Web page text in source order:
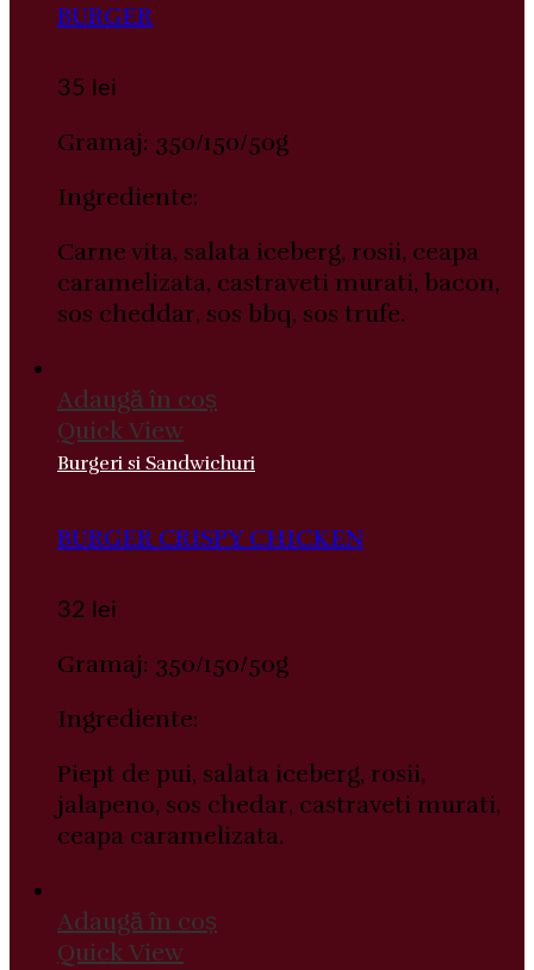
BURGER
35 lei
Gramaj: 350/150/50g
Ingrediente:
Carne vita, salata iceberg, rosii, ceapa
caramelizata, castraveti murati, bacon,
sos cheddar, sos bbq, sos trufe.
Adaugă în coș
Quick View
Burgeri si Sandwichuri
BURGER CRISPY CHICKEN
32 lei
Gramaj: 350/150/50g
Ingrediente:
Piept de pui, salata iceberg, rosii,
jalapeno, sos chedar, castraveti murati,
ceapa caramelizata.
Adaugă în coș
Quick View